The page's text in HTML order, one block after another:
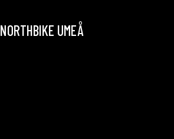
NORTHBIKE UMEÅ